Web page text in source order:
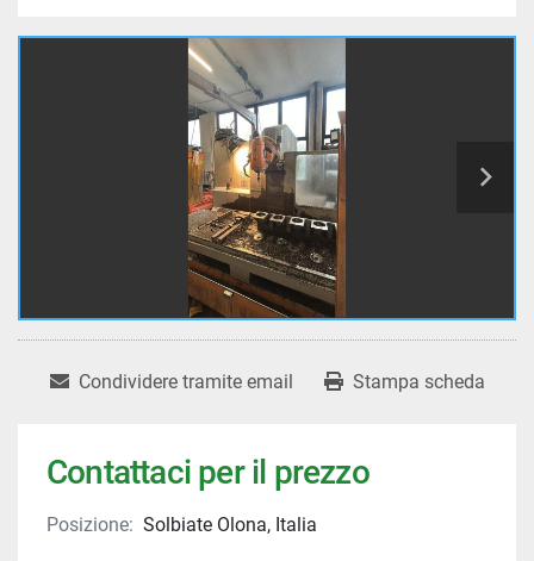
Condividere tramite email Stampa scheda
Contattaci per il prezzo
Posizione: Solbiate Olona, Italia